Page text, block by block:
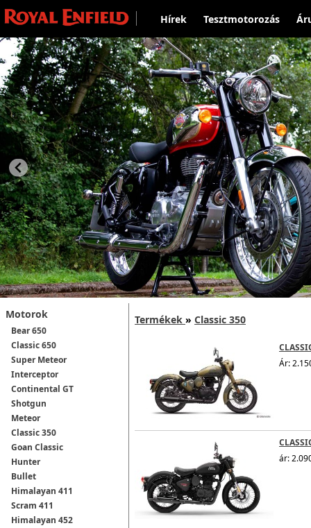
Hírek Tesztmotorozás
Motorok
Bear 650
Classic 650
Super Meteor
Interceptor
Continental GT
Shotgun
Meteor
Classic 350
Goan Classic
Hunter
Bullet
Himalayan 411
Scram 411
Himalayan 452
Termékek » Classic 350
Ár:
ár: